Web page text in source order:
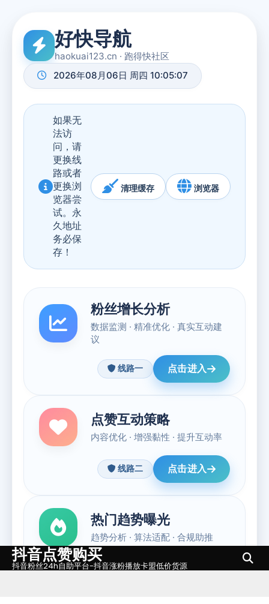
Skip抖音点赞购买
抖音粉丝24h自助平台-抖音涨粉播放卡盟低价货源